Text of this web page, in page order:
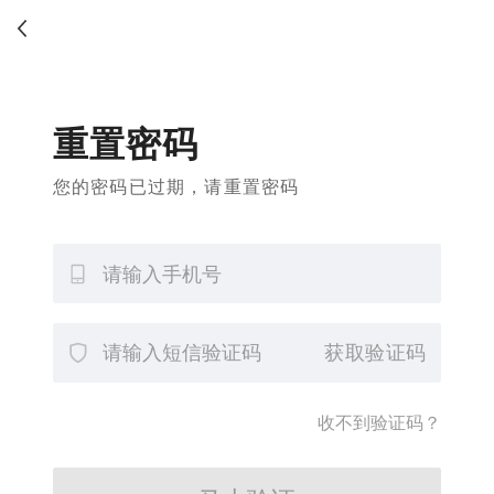
重置密码
您的密码已过期，请重置密码
获取验证码
收不到验证码？